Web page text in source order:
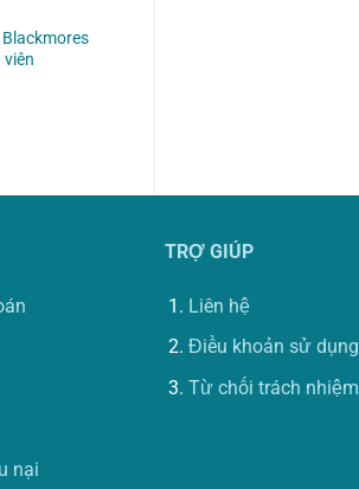
viên
nại
TRỢ GIÚP
Liên hệ
Điều khoản sử dụng
Từ chối trách nhiệm